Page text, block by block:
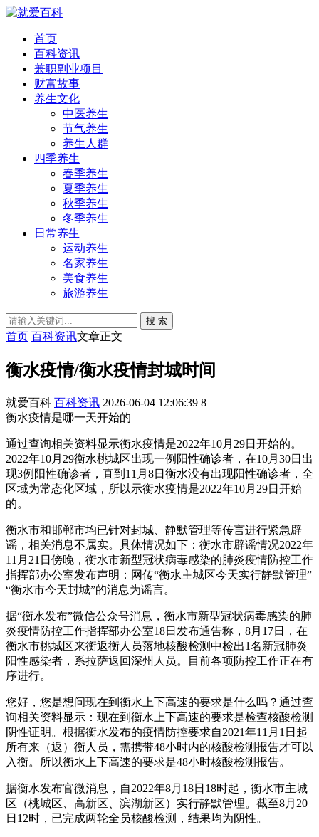
首页
百科资讯
兼职副业项目
财富故事
养生文化
中医养生
节气养生
养生人群
四季养生
春季养生
夏季养生
秋季养生
冬季养生
日常养生
运动养生
名家养生
美食养生
旅游养生
搜 索
首页 百科资讯文章正文
衡水疫情/衡水疫情封城时间
就爱百科 百科资讯 2026-06-04 12:06:39 8
衡水疫情是哪一天开始的
通过查询相关资料显示衡水疫情是2022年10月29日开始的。
2022年10月29衡水桃城区出现一例阳性确诊者，在10月30日出
现3例阳性确诊者，直到11月8日衡水没有出现阳性确诊者，全
区域为常态化区域，所以示衡水疫情是2022年10月29日开始
的。
衡水市和邯郸市均已针对封城、静默管理等传言进行紧急辟
谣，相关消息不属实。具体情况如下：衡水市辟谣情况2022年
11月21日傍晚，衡水市新型冠状病毒感染的肺炎疫情防控工作
指挥部办公室发布声明：网传“衡水主城区今天实行静默管理”
“衡水市今天封城”的消息为谣言。
据“衡水发布”微信公众号消息，衡水市新型冠状病毒感染的肺
炎疫情防控工作指挥部办公室18日发布通告称，8月17日，在
衡水市桃城区来衡返衡人员落地核酸检测中检出1名新冠肺炎
阳性感染者，系拉萨返回深州人员。目前各项防控工作正在有
序进行。
您好，您是想问现在到衡水上下高速的要求是什么吗？通过查
询相关资料显示：现在到衡水上下高速的要求是检查核酸检测
阴性证明。根据衡水发布的疫情防控要求自2021年11月1日起
所有来（返）衡人员，需携带48小时内的核酸检测报告才可以
入衡。所以衡水上下高速的要求是48小时核酸检测报告。
据衡水发布官微消息，自2022年8月18日18时起，衡水市主城
区（桃城区、高新区、滨湖新区）实行静默管理。截至8月20
日12时，已完成两轮全员核酸检测，结果均为阴性。